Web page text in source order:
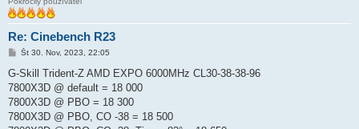
Re: Cinebench R23
P
p
e
o
Št 30. Nov, 2023, 22:05
G-Skill Trident-Z AMD EXPO 6000MHz CL30-38-38-96
7800X3D @ default = 18 000
7800X3D @ PBO = 18 300
7800X3D @ PBO, CO -38 = 18 500